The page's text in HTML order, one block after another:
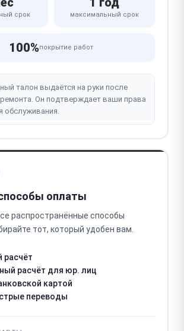
срок максимальный срок
100%покрытие работ
талон выдаётся на руки после
Он подтверждает ваши права
обслуживания.
оплаты
распространённые способы
тот, который удобен вам.
расчёт
расчёт для юр. лиц
картой
переводы